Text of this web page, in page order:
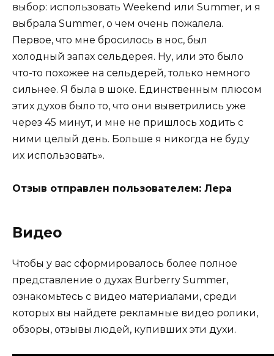
выбор: использовать Weekend или Summer, и я
выбрала Summer, о чем очень пожалела.
Первое, что мне бросилось в нос, был
холодный запах сельдерея. Ну, или это было
что-то похожее на сельдерей, только немного
сильнее. Я была в шоке. Единственным плюсом
этих духов было то, что они выветрились уже
через 45 минут, и мне не пришлось ходить с
ними целый день. Больше я никогда не буду
их использовать».
Отзыв отправлен пользователем: Лера
Видео
Чтобы у вас сформировалось более полное
представление о духах Burberry Summer,
ознакомьтесь с видео материалами, среди
которых вы найдете рекламные видео ролики,
обзоры, отзывы людей, купивших эти духи.